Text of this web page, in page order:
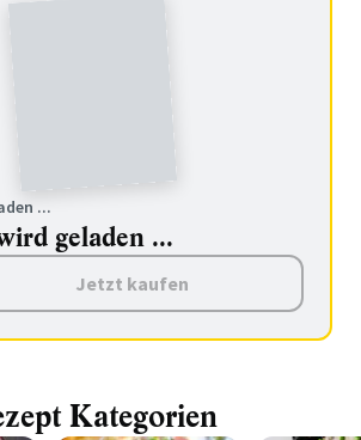
...
geladen ...
Jetzt kaufen
Kategorien